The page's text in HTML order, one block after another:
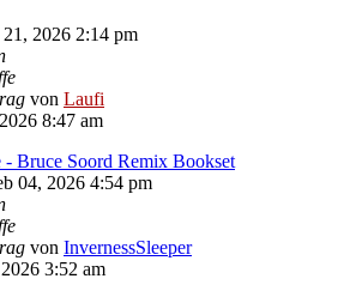
21, 2026 2:14 pm
von Laufi
8:47 am
Bruce Soord Remix Bookset
04, 2026 4:54 pm
von InvernessSleeper
3:52 am